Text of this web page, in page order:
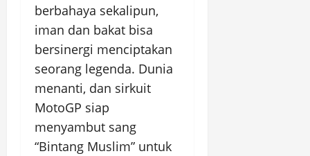
berbahaya sekalipun,
iman dan bakat bisa
bersinergi menciptakan
seorang legenda. Dunia
menanti, dan sirkuit
MotoGP siap
menyambut sang
“Bintang Muslim” untuk